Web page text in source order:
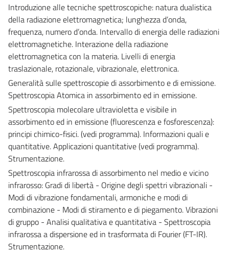
Introduzione alle tecniche spettroscopiche: natura dualistica
della radiazione elettromagnetica; lunghezza d’onda,
frequenza, numero d’onda. Intervallo di energia delle radiazioni
elettromagnetiche. Interazione della radiazione
elettromagnetica con la materia. Livelli di energia
traslazionale, rotazionale, vibrazionale, elettronica.
Generalità sulle spettroscopie di assorbimento e di emissione.
Spettroscopia Atomica in assorbimento ed in emissione.
Spettroscopia molecolare ultravioletta e visibile in
assorbimento ed in emissione (fluorescenza e fosforescenza):
principi chimico-fisici. (vedi programma). Informazioni quali e
quantitative. Applicazioni quantitative (vedi programma).
Strumentazione.
Spettroscopia infrarossa di assorbimento nel medio e vicino
infrarosso: Gradi di libertà - Origine degli spettri vibrazionali -
Modi di vibrazione fondamentali, armoniche e modi di
combinazione - Modi di stiramento e di piegamento. Vibrazioni
di gruppo - Analisi qualitativa e quantitativa - Spettroscopia
infrarossa a dispersione ed in trasformata di Fourier (FT-IR).
Strumentazione.